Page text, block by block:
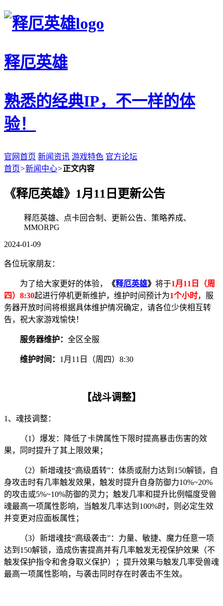
释厄英雄
熟悉的经典IP，不一样的体
验！
官网首页 新闻资讯 游戏特色 官方论坛
首页>新闻中心>正文内容
《释厄英雄》1月11日更新公告
释厄英雄、点卡回合制、更新公告、策略养成、
MMORPG
2024-01-09
各位玩家朋友：
为了给大家更好的体验， 《释厄英雄》 将于1月11日（周
四）8:30起进行停机更新维护，维护时间预计为1个小时，服
务器开放时间将根据具体维护情况确定，请各位少侠相互转
告，祝大家游戏愉快！
服务器维护： 全区全服
维护时间： 1月11日（周四）8:30
【战斗调整】
1、魂技调整：
（1）爆发：降低了卡牌属性下限时提高暴击伤害的效
果，同时提升了其上限效果；
（2）新增魂技“高级盾转”：体质或耐力达到150解锁，自
身攻击时有几率触发效果，触发时提升自身防御力10%~20%
的攻击或5%~10%防御的灵力；触发几率和提升比例幅度受兽
魂最高一项属性影响，当触发几率达到100%时，则必定生效
并变更对应面板属性；
（3）新增魂技“高级袭击”：力量、敏捷、魔力任意一项
达到150解锁，造成伤害提高并有几率触发无视保护效果（不
触发保护指令和舍身取义保护）；提升效果与触发几率受兽魂
最高一项属性影响，与袭击同时存在时袭击不生效。